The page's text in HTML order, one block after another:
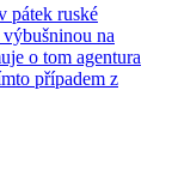
pátek ruské
na
o tom agentura
případem z